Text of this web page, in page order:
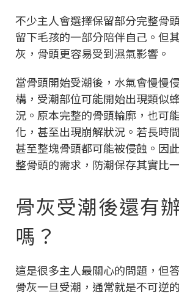
不少主人會選擇保留部分完整骨
留下毛孩的一部分陪伴自己。但
灰，骨頭更容易受到濕氣影響。
當骨頭開始受潮後，水氣會慢慢
構，受潮部位可能開始出現類似
況。原本完整的骨頭輪廓，也可
化，甚至出現崩解狀況。若長時
甚至整塊骨頭都可能被侵蝕。因
整骨頭的需求，防潮保存其實比
骨灰受潮後還有
嗎？
這是很多主人最關心的問題，但
骨灰一旦受潮，通常就是不可逆